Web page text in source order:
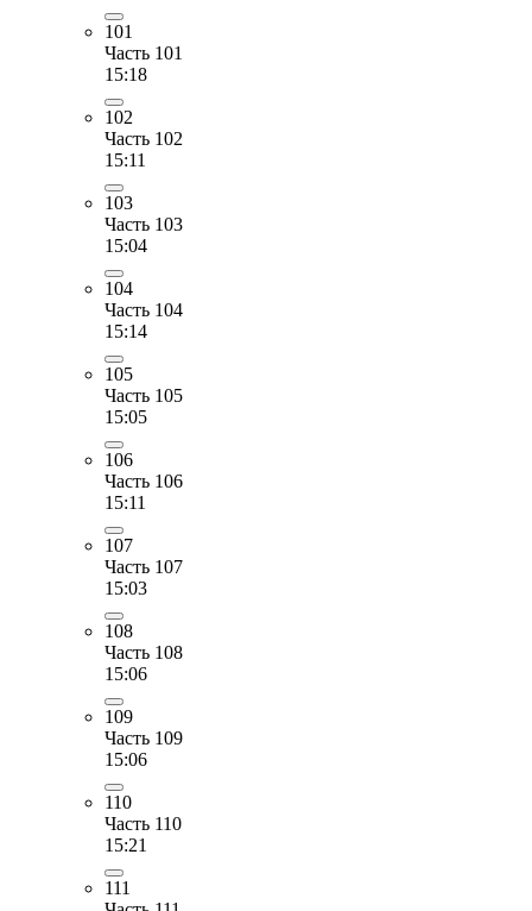
101
Часть 101
15:18
102
Часть 102
15:11
103
Часть 103
15:04
104
Часть 104
15:14
105
Часть 105
15:05
106
Часть 106
15:11
107
Часть 107
15:03
108
Часть 108
15:06
109
Часть 109
15:06
110
Часть 110
15:21
111